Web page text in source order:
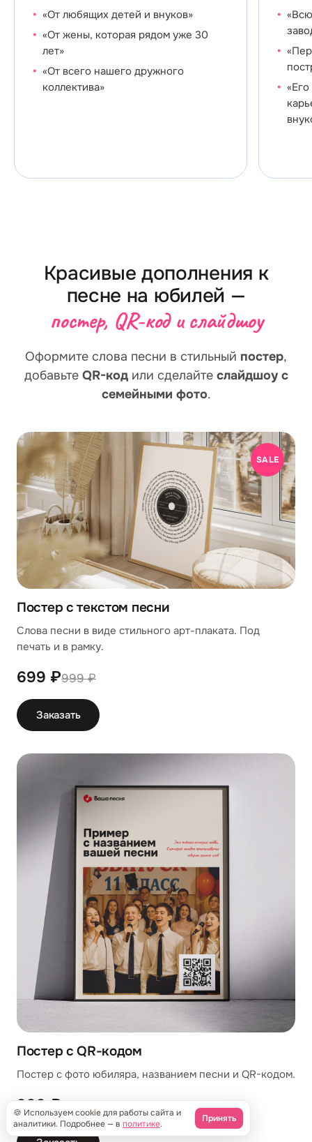
«От любящих детей и внуков»
«От жены, которая рядом уже 30
лет»
«От всего нашего дружного
коллектива»
Красивые дополнения к
песне на юбилей —
постер, QR-код и слайдшоу
Оформите слова песни в стильный постер,
добавьте QR-кодили сделайте слайдшоу с
семейными фото.
SALE
Постер с текстом песни
Слова песни в виде стильного арт-плаката. Под
печать и в рамку.
699 ₽999 ₽
Заказать
Постер с QR-кодом
Постер с фото юбиляра, названием песни и QR-кодом.
999 ₽
🍪 Используем cookie для работы сайта и
аналитики. Подробнее — в политике. Принять